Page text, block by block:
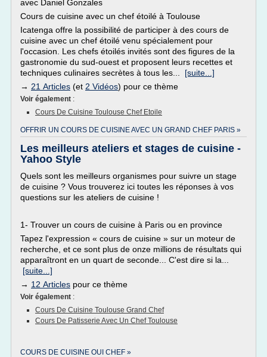
avec Daniel Gonzales
Cours de cuisine avec un chef étoilé à Toulouse
Icatenga offre la possibilité de participer à des cours de
cuisine avec un chef étoilé venu spécialement pour
l'occasion. Les chefs étoilés invités sont des figures de la
gastronomie du sud-ouest et proposent leurs recettes et
techniques culinaires secrètes à tous les... [suite...]
→ 21 Articles (et 2 Vidéos) pour ce thème
Voir également :
Cours De Cuisine Toulouse Chef Etoile
OFFRIR UN COURS DE CUISINE AVEC UN GRAND CHEF PARIS »
Les meilleurs ateliers et stages de cuisine -
Yahoo Style
Quels sont les meilleurs organismes pour suivre un stage
de cuisine ? Vous trouverez ici toutes les réponses à vos
questions sur les ateliers de cuisine !
1- Trouver un cours de cuisine à Paris ou en province
Tapez l'expression « cours de cuisine » sur un moteur de
recherche, et ce sont plus de onze millions de résultats qui
apparaîtront en un quart de seconde... C'est dire si la...
[suite...]
→ 12 Articles pour ce thème
Voir également :
Cours De Cuisine Toulouse Grand Chef
Cours De Patisserie Avec Un Chef Toulouse
COURS DE CUISINE OUI CHEF »